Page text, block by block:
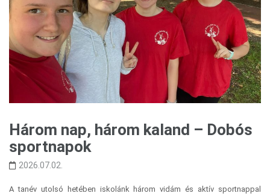
Három nap, három kaland – Dobós
sportnapok
2026.07.02.
A tanév utolsó hetében iskolánk három vidám és aktív sportnappal